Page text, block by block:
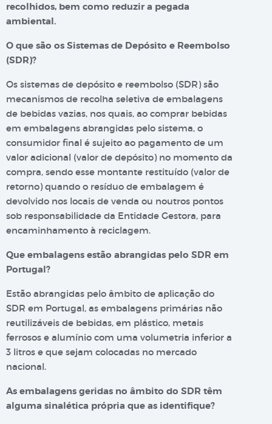
recolhidos, bem como reduzir a pegada
ambiental.
O que são os Sistemas de Depósito e Reembolso
(SDR)?
Os sistemas de depósito e reembolso (SDR) são
mecanismos de recolha seletiva de embalagens
de bebidas vazias, nos quais, ao comprar bebidas
em embalagens abrangidas pelo sistema, o
consumidor final é sujeito ao pagamento de um
valor adicional (valor de depósito) no momento da
compra, sendo esse montante restituído (valor de
retorno) quando o resíduo de embalagem é
devolvido nos locais de venda ou noutros pontos
sob responsabilidade da Entidade Gestora, para
encaminhamento à reciclagem.
Que embalagens estão abrangidas pelo SDR em
Portugal?
Estão abrangidas pelo âmbito de aplicação do
SDR em Portugal, as embalagens primárias não
reutilizáveis de bebidas, em plástico, metais
ferrosos e alumínio com uma volumetria inferior a
3 litros e que sejam colocadas no mercado
nacional.
As embalagens geridas no âmbito do SDR têm
alguma sinalética própria que as identifique?